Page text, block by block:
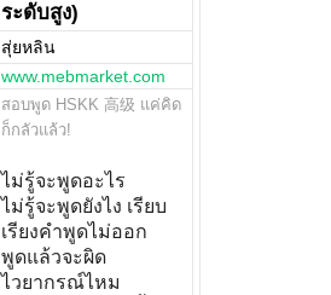
ระดับสูง)
สุ่ยหลิน
www.mebmarket.com
สอบพูด HSKK 高级 แค่คิด
ก็กลัวแล้ว!
ไม่รู้จะพูดอะไร
ไม่รู้จะพูดยังไง เรียบ
เรียงคำพูดไม่ออก
พูดแล้วจะผิด
ไวยากรณ์ไหม